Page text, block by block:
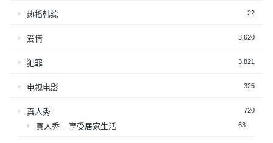
热播韩综 22
爱情 3,620
犯罪 3,821
电视电影 325
真人秀 720
真人秀 – 享受居家生活 63